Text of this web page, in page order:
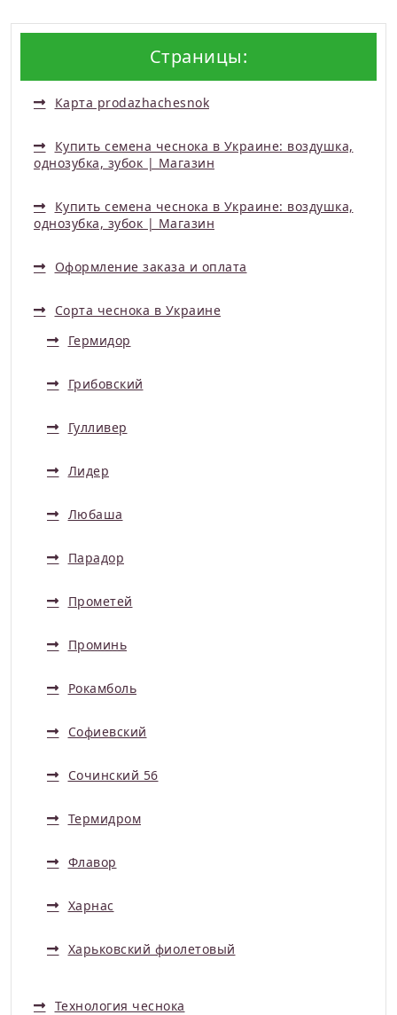
Страницы:
Карта prodazhachesnok
Купить семена чеснока в Украине: воздушка,
однозубка, зубок | Магазин
Купить семена чеснока в Украине: воздушка,
однозубка, зубок | Магазин
Оформление заказа и оплата
Сорта чеснока в Украине
Гермидор
Грибовский
Гулливер
Лидер
Любаша
Парадор
Прометей
Проминь
Рокамболь
Софиевский
Сочинский 56
Термидром
Флавор
Харнас
Харьковский фиолетовый
Технология чеснока